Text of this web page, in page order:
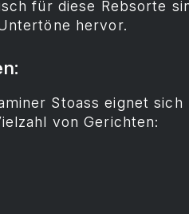
für diese Rebsorte
hervor.
Stoass eignet sich
von Gerichten: